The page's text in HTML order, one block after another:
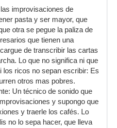
improvisaciones de
pasta y ser mayor, que
otra se pegue la paliza de
que tienen una
de transcribir las cartas
Lo que no significa ni que
los ricos no sepan escribir: Es
otros mas pobres.
Un técnico de sonido que
y supongo que
y traerle los cafés. Lo
no lo sepa hacer, que lleva